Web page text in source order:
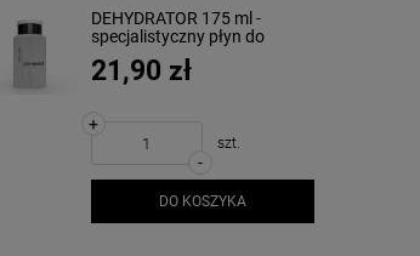
DEHYDRATOR 175 ml -
specjalistyczny płyn do
odtłuszczania paznokci
MOLLON
21,90 zł
-
+
szt.
DO KOSZYKA